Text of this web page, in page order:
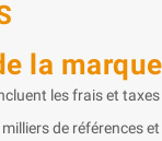
la
les frais et
de références